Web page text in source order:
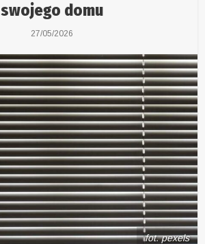
swojego domu
27/05/2026
fot. pexels